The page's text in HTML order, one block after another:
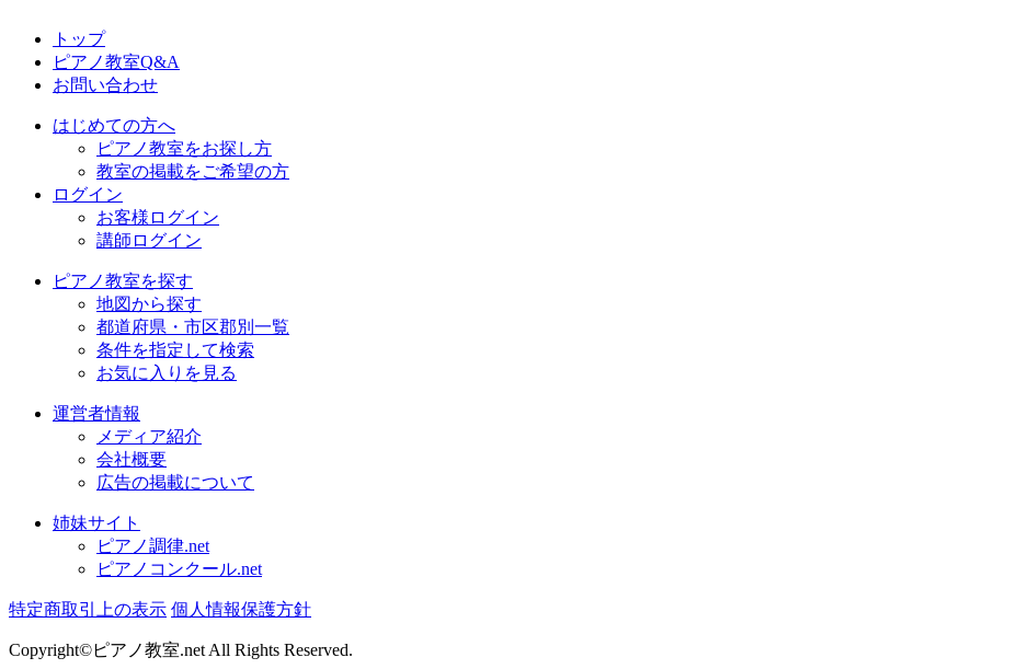
トップ
ピアノ教室Q&A
お問い合わせ
はじめての方へ
ピアノ教室をお探し方
教室の掲載をご希望の方
ログイン
お客様ログイン
講師ログイン
ピアノ教室を探す
地図から探す
都道府県・市区郡別一覧
条件を指定して検索
お気に入りを見る
運営者情報
メディア紹介
会社概要
広告の掲載について
姉妹サイト
ピアノ調律.net
ピアノコンクール.net
特定商取引上の表示 個人情報保護方針
Copyright©ピアノ教室.net All Rights Reserved.